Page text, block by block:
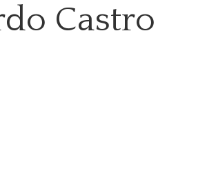
Castro